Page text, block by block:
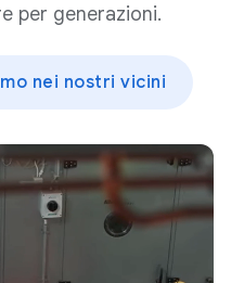
per generazioni.
nei nostri vicini